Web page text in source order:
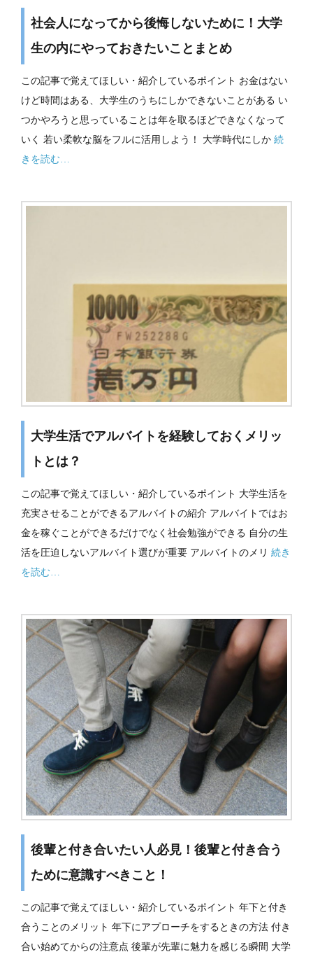
社会人になってから後悔しないために！大学
生の内にやっておきたいことまとめ
この記事で覚えてほしい・紹介しているポイント お金はない
けど時間はある、大学生のうちにしかできないことがある い
つかやろうと思っていることは年を取るほどできなくなって
いく 若い柔軟な脳をフルに活用しよう！ 大学時代にしか 続
きを読む…
大学生活でアルバイトを経験しておくメリッ
トとは？
この記事で覚えてほしい・紹介しているポイント 大学生活を
充実させることができるアルバイトの紹介 アルバイトではお
金を稼ぐことができるだけでなく社会勉強ができる 自分の生
活を圧迫しないアルバイト選びが重要 アルバイトのメリ 続き
を読む…
後輩と付き合いたい人必見！後輩と付き合う
ために意識すべきこと！
この記事で覚えてほしい・紹介しているポイント 年下と付き
合うことのメリット 年下にアプローチをするときの方法 付き
合い始めてからの注意点 後輩が先輩に魅力を感じる瞬間 大学